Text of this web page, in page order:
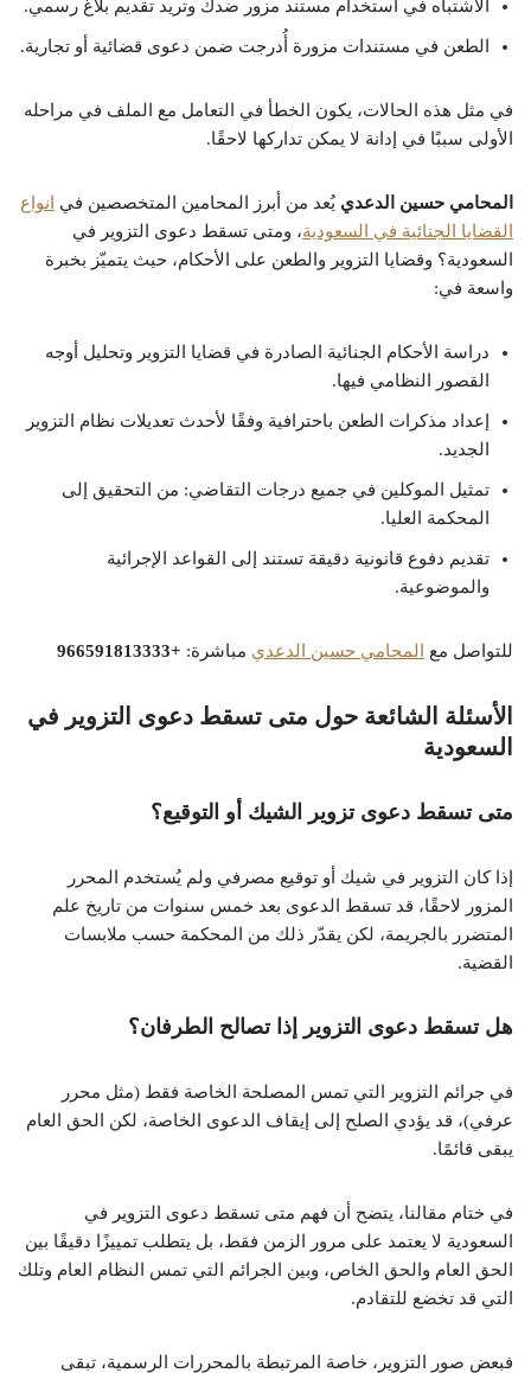
الاشتباه في استخدام مستند مزور ضدك وتريد تقديم بلاغ رسمي.
الطعن في مستندات مزورة أُدرجت ضمن دعوى قضائية أو تجارية.
في مثل هذه الحالات، يكون الخطأ في التعامل مع الملف في مراحله
الأولى سببًا في إدانة لا يمكن تداركها لاحقًا.
المحامي حسين الدعدي يُعد من أبرز المحامين المتخصصين في
انواع
القضايا الجنائية في السعودية، ومتى تسقط دعوى التزوير في
السعودية؟ وقضايا التزوير والطعن على الأحكام، حيث يتميّز بخبرة
واسعة في:
دراسة الأحكام الجنائية الصادرة في قضايا التزوير وتحليل أوجه
القصور النظامي فيها.
إعداد مذكرات الطعن باحترافية وفقًا لأحدث تعديلات نظام التزوير
الجديد.
تمثيل الموكلين في جميع درجات التقاضي: من التحقيق إلى
المحكمة العليا.
تقديم دفوع قانونية دقيقة تستند إلى القواعد الإجرائية
والموضوعية.
للتواصل مع المحامي حسين الدعدي مباشرة: +966591813333
الأسئلة الشائعة حول متى تسقط دعوى التزوير في
السعودية
متى تسقط دعوى تزوير الشيك أو التوقيع؟
إذا كان التزوير في شيك أو توقيع مصرفي ولم يُستخدم المحرر
المزور لاحقًا، قد تسقط الدعوى بعد خمس سنوات من تاريخ علم
المتضرر بالجريمة، لكن يقدّر ذلك من المحكمة حسب ملابسات
القضية.
هل تسقط دعوى التزوير إذا تصالح الطرفان؟
في جرائم التزوير التي تمس المصلحة الخاصة فقط (مثل محرر
عرفي)، قد يؤدي الصلح إلى إيقاف الدعوى الخاصة، لكن الحق العام
يبقى قائمًا.
في ختام مقالنا، يتضح أن فهم متى تسقط دعوى التزوير في
السعودية لا يعتمد على مرور الزمن فقط، بل يتطلب تمييزًا دقيقًا بين
الحق العام والحق الخاص، وبين الجرائم التي تمس النظام العام وتلك
التي قد تخضع للتقادم.
فبعض صور التزوير، خاصة المرتبطة بالمحررات الرسمية، تبقى